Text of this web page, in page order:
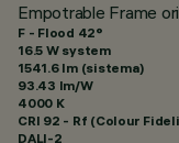
Empotrable Frame
F - Flood 42°
16.5 W system
1541.6 lm (sistema)
93.43 lm/W
4000 K
CRI 92 - Rf (Colour
DALI-2